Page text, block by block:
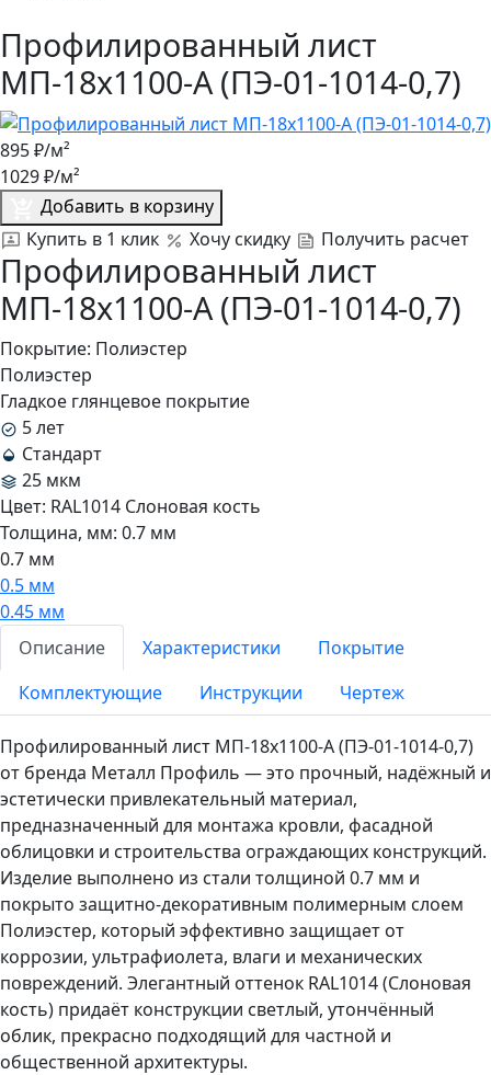
Профилированный лист
МП-18x1100-A (ПЭ-01-1014-0,7)
895₽/м²
1029₽/м²
Добавить в корзину
Купить в 1 клик
Хочу скидку Получить расчет
Профилированный лист
МП-18x1100-A (ПЭ-01-1014-0,7)
Покрытие: Полиэстер
Полиэстер
Гладкое глянцевое покрытие
5 лет
Стандарт
25 мкм
Цвет: RAL1014 Слоновая кость
Толщина, мм: 0.7 мм
0.7 мм
0.5 мм
0.45 мм
Описание
Характеристики
Покрытие
Комплектующие
Инструкции Чертеж
Профилированный лист МП-18x1100-A (ПЭ-01-1014-0,7)
от бренда Металл Профиль — это прочный, надёжный и
эстетически привлекательный материал,
предназначенный для монтажа кровли, фасадной
облицовки и строительства ограждающих конструкций.
Изделие выполнено из стали толщиной 0.7 мм и
покрыто защитно-декоративным полимерным слоем
Полиэстер, который эффективно защищает от
коррозии, ультрафиолета, влаги и механических
повреждений. Элегантный оттенок RAL1014 (Слоновая
кость) придаёт конструкции светлый, утончённый
облик, прекрасно подходящий для частной и
общественной архитектуры.